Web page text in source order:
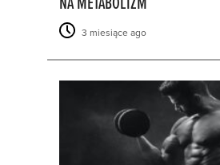
3 miesiące ago